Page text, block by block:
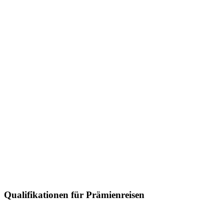
Qualifikationen für Prämienreisen